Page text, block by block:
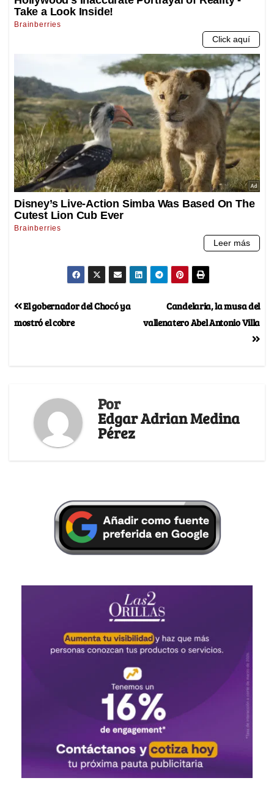
Candelaria, la musa del
vallenatero Abel Antonio Villa
El gobernador del Chocó ya
mostró el cobre
Por
Edgar Adrian Medina
Pérez